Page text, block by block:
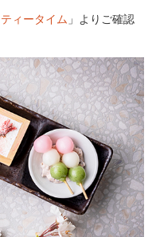
ティータイム 」よりご確認